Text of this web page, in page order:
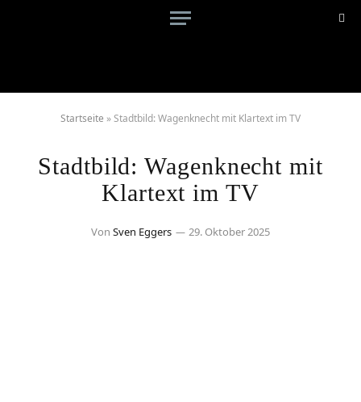
Startseite »Stadtbild: Wagenknecht mit Klartext im TV
Stadtbild: Wagenknecht mit
Klartext im TV
Von Sven Eggers 29. Oktober 2025